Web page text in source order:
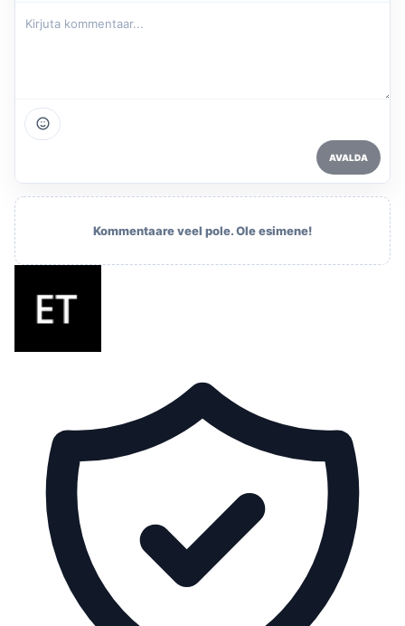
AVALDA
Kommentaare veel pole. Ole esimene!